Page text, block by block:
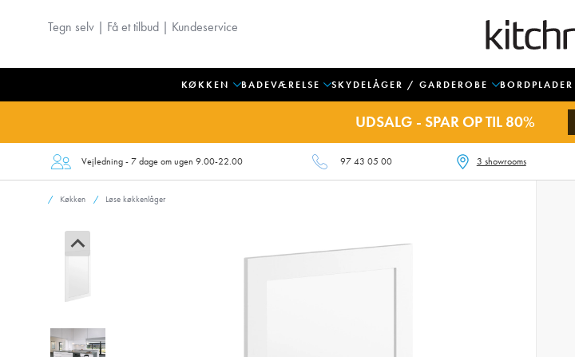
Tegn selv | Få et tilbud | Kundeservice
KØKKEN BADEVÆRELSE SKYDELÅGER / GARDEROBE BORDPLADER
UDSALG - SPAR OP TIL 80%
Vejledning - 7 dage om ugen 9.00-22.00 97 43 05 00 3 showrooms
Køkken Løse køkkenlåger